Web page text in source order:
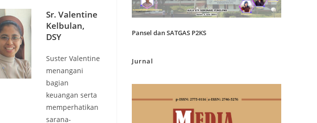
Sr. Valentine
Kelbulan,
DSY
Suster Valentine
menangani
bagian
keuangan serta
memperhatikan
sarana-
Pansel dan SATGAS P2KS
Jurnal